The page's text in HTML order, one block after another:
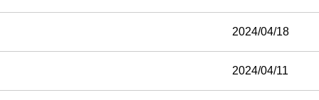
2024/04/18
2024/04/11